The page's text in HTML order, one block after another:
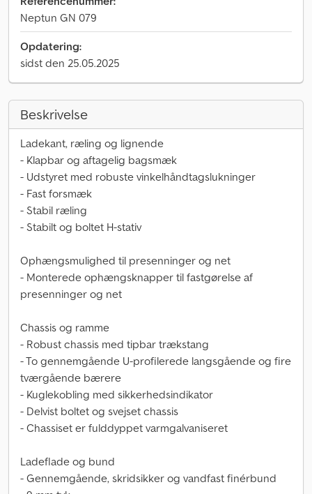
Neptun GN 079
Opdatering:
sidst den 25.05.2025
Beskrivelse
Ladekant, ræling og lignende
- Klapbar og aftagelig bagsmæk
- Udstyret med robuste vinkelhåndtagslukninger
- Fast forsmæk
- Stabil ræling
- Stabilt og boltet H-stativ
Ophængsmulighed til presenninger og net
- Monterede ophængsknapper til fastgørelse af
presenninger og net
Chassis og ramme
- Robust chassis med tipbar trækstang
- To gennemgående U-profilerede langsgående og fire
tværgående bærere
- Kuglekobling med sikkerhedsindikator
- Delvist boltet og svejset chassis
- Chassiset er fulddyppet varmgalvaniseret
Ladeflade og bund
- Gennemgående, skridsikker og vandfast finérbund